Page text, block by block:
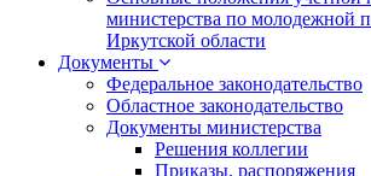
министерства по молодежной
Иркутской области
Документы
Федеральное законодательство
Областное законодательство
Документы министерства
Решения коллегии
Приказы, распоряжения